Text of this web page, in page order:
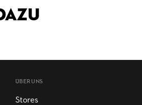
ÜBER UNS
Stores